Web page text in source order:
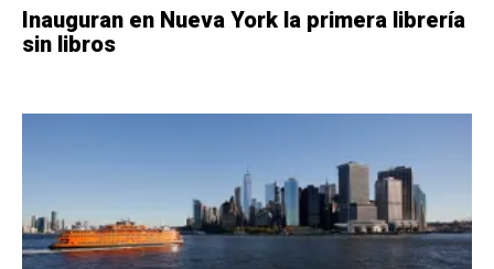
Inauguran en Nueva York la primera librería
sin libros